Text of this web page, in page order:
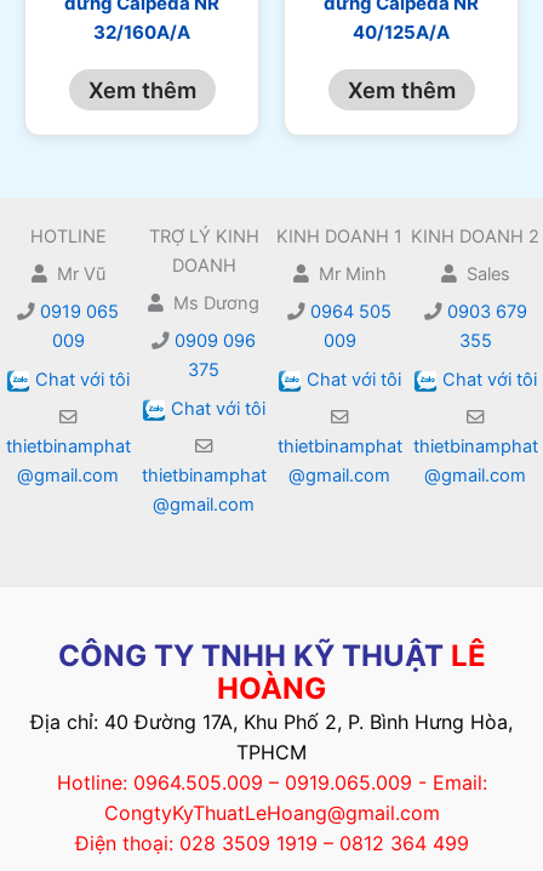
32/160A/A
Xem thêm
40/125A/A
Xem thêm
HOTLINE
Mr Vũ
0919 065
009
Chat với tôi
thietbinamphat
@gmail.com
TRỢ LÝ KINH
DOANH
Ms Dương
0909 096
375
Chat với tôi
thietbinamphat
@gmail.com
KINH DOANH 1
Mr Minh
0964 505
009
Chat với tôi
thietbinamphat
@gmail.com
KINH DOANH 2
Sales
0903 679
355
Chat với tôi
thietbinamphat
@gmail.com
CÔNG TY TNHH KỸ THUẬT LÊ
HOÀNG
Địa chỉ: 40 Đường 17A, Khu Phố 2, P. Bình Hưng Hòa,
TPHCM
Hotline: 0964.505.009 – 0919.065.009 - Email:
CongtyKyThuatLeHoang@gmail.com
Điện thoại: 028 3509 1919 – 0812 364 499